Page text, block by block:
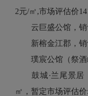
2元/㎡,市场评估价
云巨盛公馆，销
新榕金江郡，销
璞宸公馆（祭酒
鼓城·兰尾景居（
㎡，暂定市场评估价